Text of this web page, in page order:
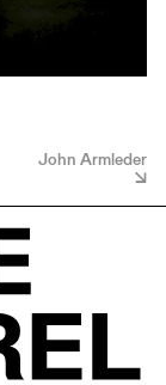
John Armleder